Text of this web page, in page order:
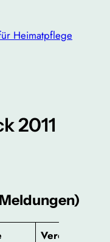
Heimatpflege
2011
Verein